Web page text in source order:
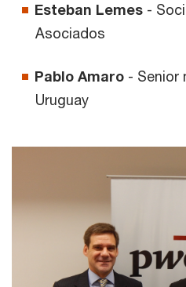
Esteban Lemes -
Asociados
Pablo Amaro - Senior
Uruguay